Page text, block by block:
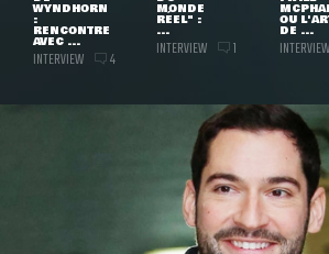
WYNDHORN
:
RENCONTRE
AVEC ...
INTERVIEW 4
MONDE
RÉEL" :
...
INTERVIEW 1
OU
DE ...
INTERVIEW